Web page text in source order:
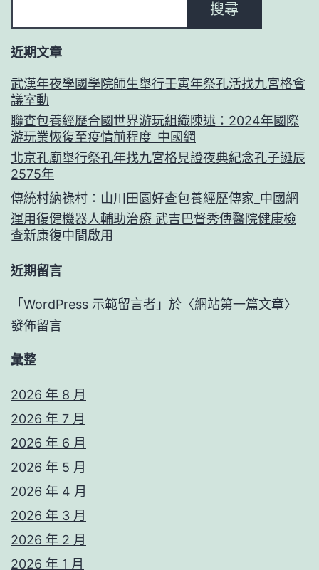
搜尋
近期文章
武漢年夜學國學院師生舉行壬寅年祭孔活找九宮格會
議室動
聯查包養經歷合國世界游玩組織陳述：2024年國際
游玩業恢復至疫情前程度_中國網
北京孔廟舉行祭孔年找九宮格見證夜典紀念孔子誕辰
2575年
傳統村納祿村：山川田園好查包養經歷傳家_中國網
運用復健機器人輔助治療 武吉巴督秀傳醫院健康檢
查新康復中間啟用
近期留言
「 WordPress 示範留言者 」於〈網站第一篇文章〉
發佈留言
彙整
2026 年 8 月
2026 年 7 月
2026 年 6 月
2026 年 5 月
2026 年 4 月
2026 年 3 月
2026 年 2 月
2026 年 1 月